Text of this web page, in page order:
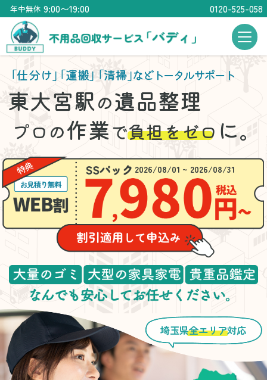
年中無休 9:00〜19:00 0120-525-058
「仕分け」「運搬」「清掃」などトータルサポート
東大宮駅の遺品整理
プロの作業で負担をゼロ に。
2026/08/01 ~ 2026/08/31
埼玉県全エリア対応